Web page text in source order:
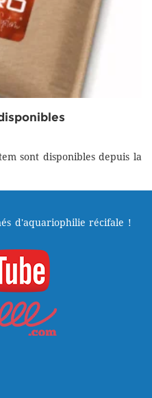
sont disponibles depuis la
d'aquariophilie récifale !